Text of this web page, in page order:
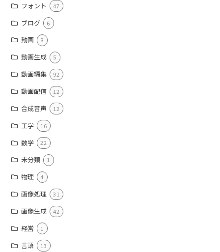
フォント 47
ブログ 6
動画 8
動画生成 5
動画編集 92
動画配信 12
合成音声 12
工学 16
数学 22
未分類 1
物理 4
画像処理 31
画像生成 42
経営 1
言語 13